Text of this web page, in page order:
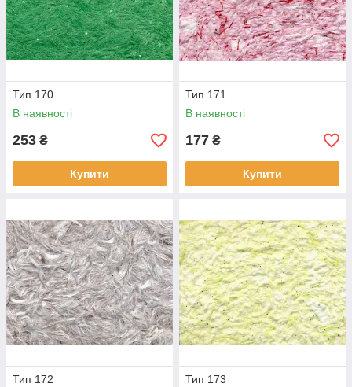
Тип 170
В наявності
253 ₴
Купити
Тип 171
В наявності
177 ₴
Купити
Тип 172
Тип 173